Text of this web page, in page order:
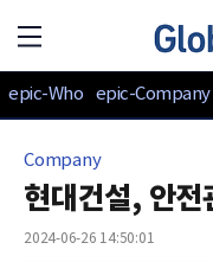
epic-Who epic-Company
Company
현대건설, 안전
2024-06-26 14:50:01